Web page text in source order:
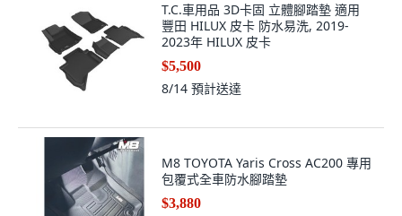
T.C.車用品 3D卡固 立體腳踏墊 適用
豐田 HILUX 皮卡 防水易洗, 2019-
2023年 HILUX 皮卡
$5,500
8/14 預計送達
M8 TOYOTA Yaris Cross AC200 專用
包覆式全車防水腳踏墊
$3,880